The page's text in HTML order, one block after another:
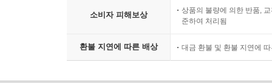
소비자 피해보상
상품의 불량에 의한 반품,
준하여 처리됨
환불 지연에 따른 배상 대금 환불 및 환불 지연에